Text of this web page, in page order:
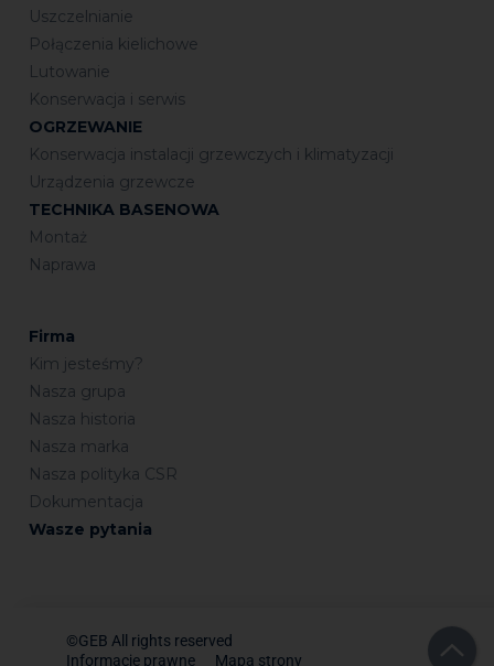
Uszczelnianie
Połączenia kielichowe
Lutowanie
Konserwacja i serwis
OGRZEWANIE
Konserwacja instalacji grzewczych i klimatyzacji
Urządzenia grzewcze
TECHNIKA BASENOWA
Montaż
Naprawa
Firma
Kim jesteśmy?
Nasza grupa
Nasza historia
Nasza marka
Nasza polityka CSR
Dokumentacja
Wasze pytania
©GEB All rights reserved
Informacje prawne
Mapa strony